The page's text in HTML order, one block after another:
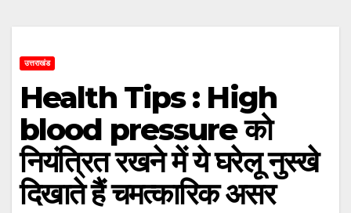
उत्तराखंड
Health Tips : High
blood pressure को
नियंत्रित रखने में ये घरेलू नुस्खे
दिखाते हैं चमत्कारिक असर